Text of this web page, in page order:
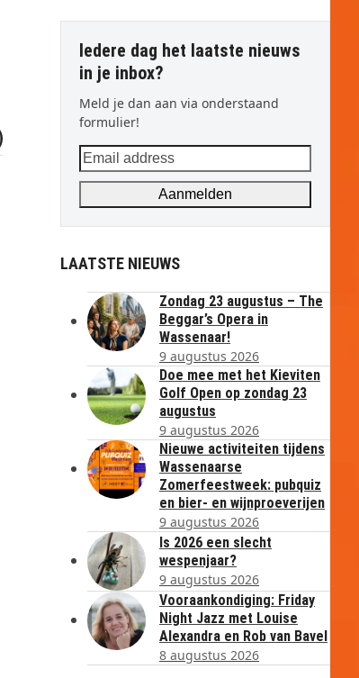
Iedere dag het laatste nieuws
in je inbox?
Meld je dan aan via onderstaand
formulier!
Email
address
Aanmelden
LAATSTE NIEUWS
Zondag 23 augustus – The
Beggar’s Opera in
Wassenaar!
9 augustus 2026
Doe mee met het Kieviten
Golf Open op zondag 23
augustus
9 augustus 2026
Nieuwe activiteiten tijdens
Wassenaarse
Zomerfeestweek: pubquiz
en bier- en wijnproeverijen
9 augustus 2026
Is 2026 een slecht
wespenjaar?
9 augustus 2026
Vooraankondiging: Friday
Night Jazz met Louise
Alexandra en Rob van Bavel
8 augustus 2026